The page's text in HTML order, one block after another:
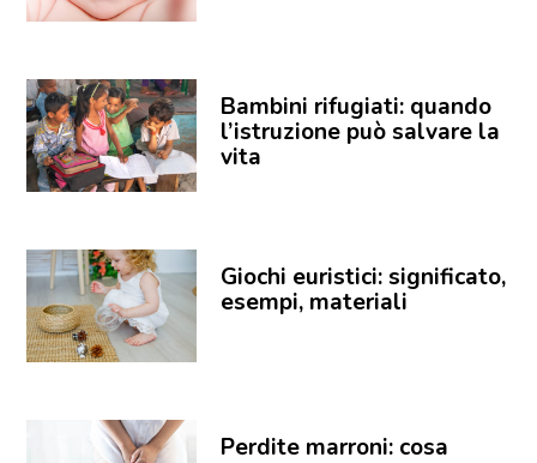
Bambini rifugiati: quando
l’istruzione può salvare la
vita
Giochi euristici: significato,
esempi, materiali
Perdite marroni: cosa